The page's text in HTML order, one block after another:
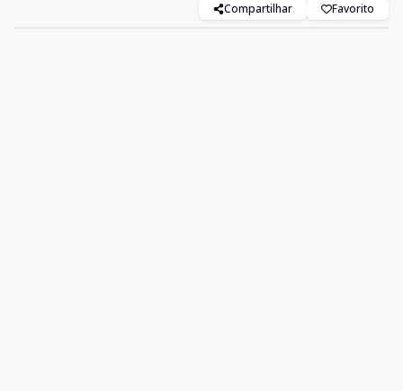
Compartilhar Favorito